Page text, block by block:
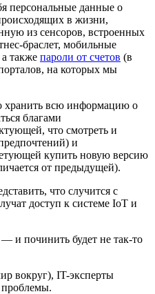
персональные данные о
в жизни,
из сенсоров, встроенных
браслет, мобильные
также пароли от счетов (в
на которых мы
хранить всю информацию о
благами
что смотреть и
и
купить новую версию
от предыдущей).
что случится с
доступ к системе IoT и
и починить будет не так-то
вокруг), IT-эксперты